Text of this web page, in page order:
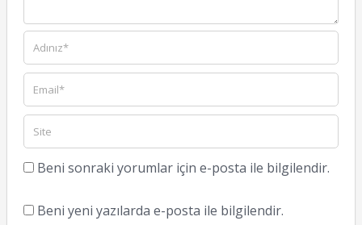
Beni sonraki yorumlar için e-posta ile bilgilendir.
Beni yeni yazılarda e-posta ile bilgilendir.